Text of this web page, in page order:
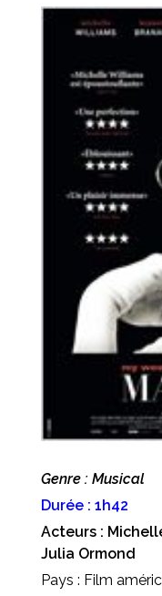
Genre : Musical
Durée : 1h42
Acteurs :
Julia Ormond
Pays : Film